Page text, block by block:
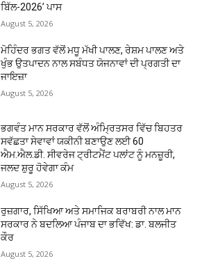
ਬਿੱਲ-2026’ ਪਾਸ
August 5, 2026
ਮੋਹਿੰਦਰ ਭਗਤ ਵੱਲੋਂ ਮਧੂ ਮੱਖੀ ਪਾਲਣ, ਰੇਸ਼ਮ ਪਾਲਣ ਅਤੇ
ਖੁੰਭ ਉਤਪਾਦਨ ਨਾਲ ਸਬੰਧਤ ਯੋਜਨਾਵਾਂ ਦੀ ਪ੍ਰਗਤੀ ਦਾ
ਜਾਇਜ਼ਾ
August 5, 2026
ਭਗਵੰਤ ਮਾਨ ਸਰਕਾਰ ਵੱਲੋਂ ਅੰਮ੍ਰਿਤਸਰ ਵਿੱਚ ਬਿਹਤਰ
ਸਵੱਛਤਾ ਸੇਵਾਵਾਂ ਯਕੀਨੀ ਬਣਾਉਣ ਲਈ 60
ਐਮ.ਐਲ.ਡੀ. ਸੀਵਰੇਜ ਟ੍ਰੀਟਮੈਂਟ ਪਲਾਂਟ ਨੂੰ ਮਨਜ਼ੂਰੀ,
ਜਲਦ ਸ਼ੁਰੂ ਹੋਵੇਗਾ ਕੰਮ
August 5, 2026
ਰੁਜ਼ਗਾਰ, ਸਿੱਖਿਆ ਅਤੇ ਸਮਾਜਿਕ ਬਰਾਬਰੀ ਨਾਲ ਮਾਨ
ਸਰਕਾਰ ਨੇ ਬਦਲਿਆ ਪੰਜਾਬ ਦਾ ਭਵਿੱਖ: ਡਾ. ਬਲਜੀਤ
ਕੌਰ
August 5, 2026